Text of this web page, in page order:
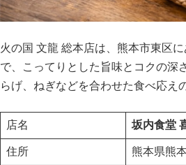
火の国 文龍 総本店は、熊本市東区
で、こってりとした旨味とコクの深
らげ、ねぎなどを合わせた食べ応え
店名 坂内食堂
住所 熊本県熊